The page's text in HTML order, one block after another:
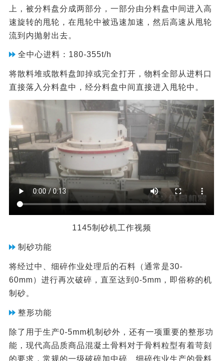
上，被分料盘分成两部分，一部分由分料盘中间进入高
速旋转的甩轮，在甩轮中被迅速加速，然后高速从甩轮
流到内抛射出去。
全中心进料：180-355t/h
将散料堆或散料盘卸掉或完全打开，物料全部从进料口
直接落入分料盘中，经分料盘中间直接进入甩轮中。
1145制砂机工作视频
制砂功能
将经过中、细碎作业处理后的石料（通常是30-
60mm）进行再次破碎，直至达到0-5mm，即俗称的机
制砂。
整形功能
除了用于生产0-5mm机制砂外，还有一项重要的整形功
能，现代高品质商品混凝土骨料对于骨料粒型有着苛刻
的要求，常规的一级破碎加中碎、细碎作业生产的骨料